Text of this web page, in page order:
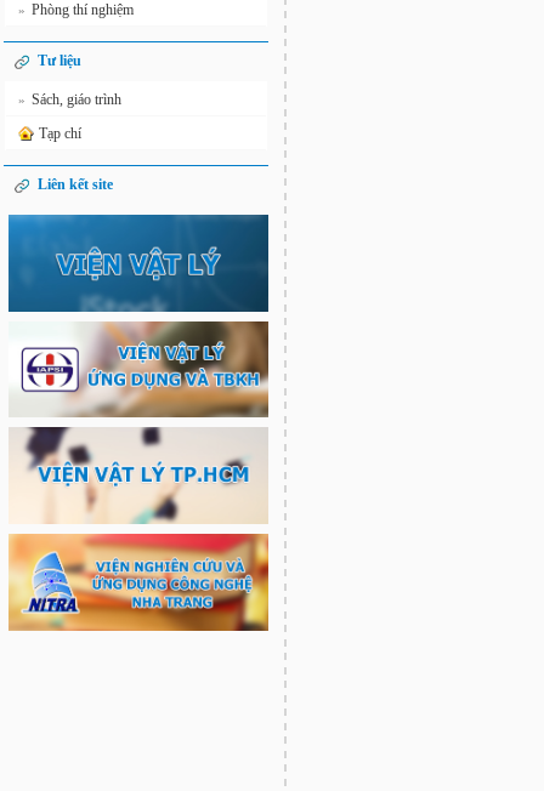
» Phòng thí nghiệm
Tư liệu
» Sách, giáo trình
Tạp chí
Liên kết site